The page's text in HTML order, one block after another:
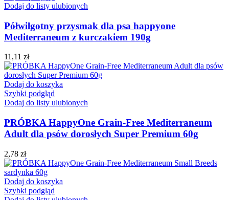
Dodaj do listy ulubionych
Półwilgotny przysmak dla psa happyone
Mediterraneum z kurczakiem 190g
11,11 zł
Dodaj do koszyka
Szybki podgląd
Dodaj do listy ulubionych
PRÓBKA HappyOne Grain-Free Mediterraneum
Adult dla psów dorosłych Super Premium 60g
2,78 zł
Dodaj do koszyka
Szybki podgląd